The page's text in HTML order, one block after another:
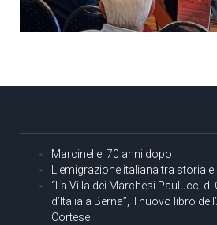
Marcinelle, 70 anni dopo
L’emigrazione italiana tra storia
“La Villa dei Marchesi Paulucci di
d’Italia a Berna”, il nuovo libro
Cortese